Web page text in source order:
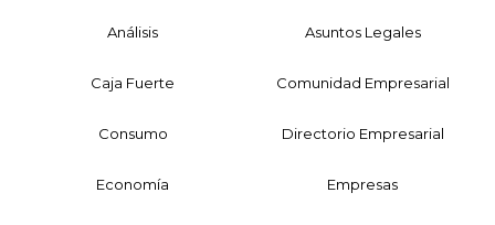
Análisis Asuntos Legales
Caja Fuerte Comunidad Empresarial
Consumo Directorio Empresarial
Economía Empresas